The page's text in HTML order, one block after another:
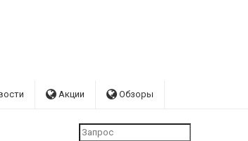
Акции Обзоры